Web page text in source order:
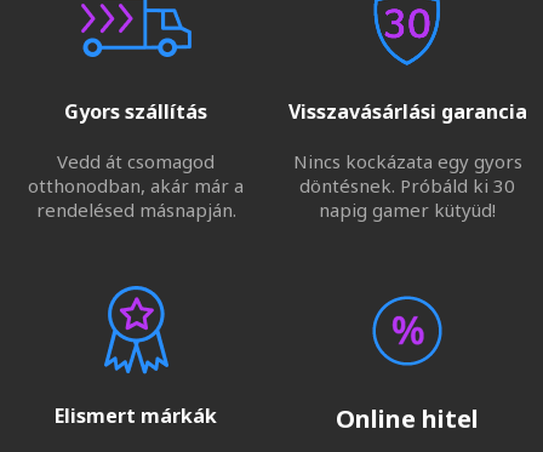
Gyors szállítás
Vedd át csomagod
otthonodban, akár már a
rendelésed másnapján.
Visszavásárlási garancia
Nincs kockázata egy gyors
döntésnek. Próbáld ki 30
napig gamer kütyüd!
Elismert márkák Online hitel